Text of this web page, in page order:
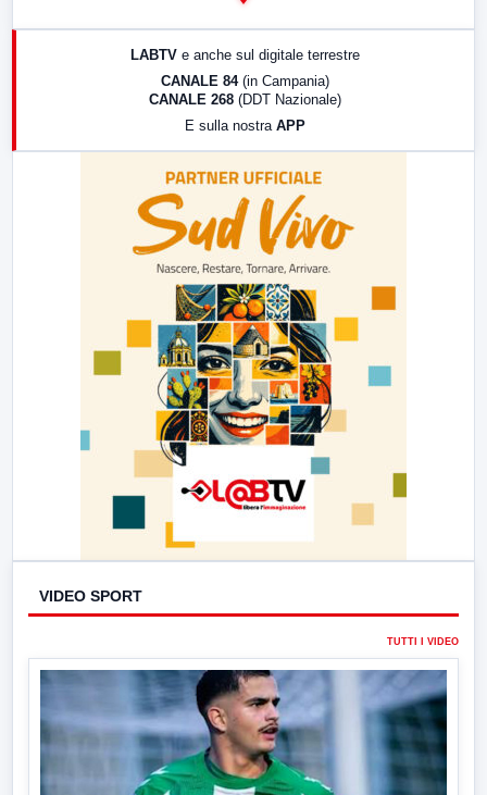
LABTV e anche sul digitale terrestre
CANALE 84 (in Campania)
CANALE 268 (DDT Nazionale)
E sulla nostra APP
VIDEO SPORT
TUTTI I VIDEO